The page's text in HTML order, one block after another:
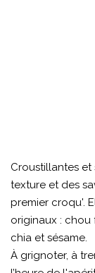
Croustillantes
texture et des
premier croqu'.
originaux :
chia et sésame.
À grignoter, à